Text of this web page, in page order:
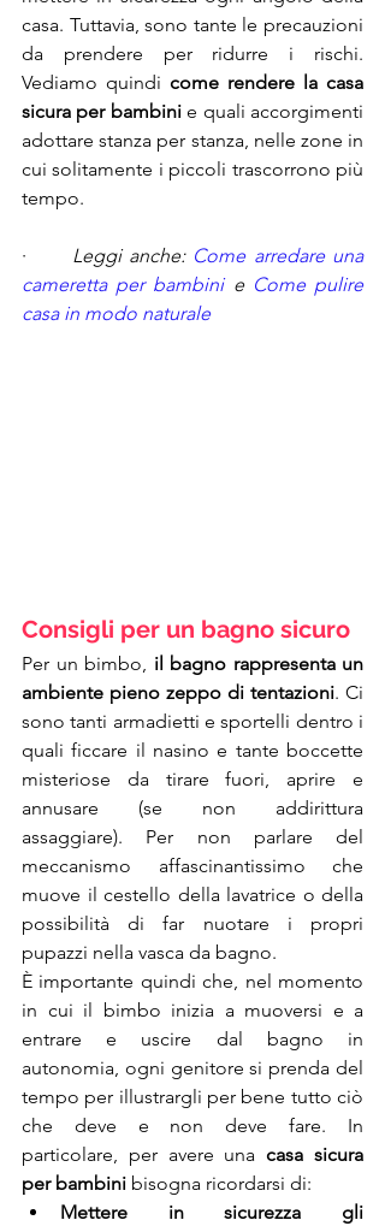
casa. Tuttavia, sono tante le precauzioni
da prendere per ridurre i rischi.
Vediamo quindi come rendere la casa
sicura per bambini e quali accorgimenti
adottare stanza per stanza, nelle zone in
cui solitamente i piccoli trascorrono più
tempo.
· Leggi anche: Come arredare una
cameretta per bambini e Come pulire
casa in modo naturale
Consigli per un bagno sicuro
Per un bimbo, il bagno rappresenta un
ambiente pieno zeppo di tentazioni. Ci
sono tanti armadietti e sportelli dentro i
quali ficcare il nasino e tante boccette
misteriose da tirare fuori, aprire e
annusare (se non addirittura
assaggiare). Per non parlare del
meccanismo affascinantissimo che
muove il cestello della lavatrice o della
possibilità di far nuotare i propri
pupazzi nella vasca da bagno.
È importante quindi che, nel momento
in cui il bimbo inizia a muoversi e a
entrare e uscire dal bagno in
autonomia, ogni genitore si prenda del
tempo per illustrargli per bene tutto ciò
che deve e non deve fare. In
particolare, per avere una casa sicura
per bambini bisogna ricordarsi di:
Mettere in sicurezza gli